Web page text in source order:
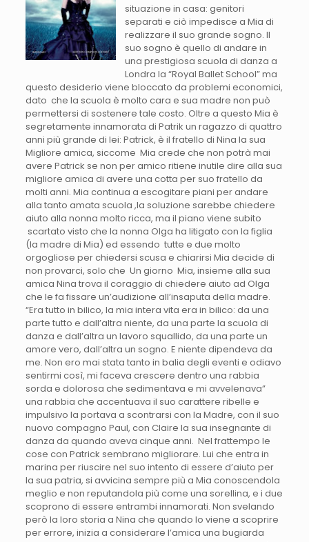
situazione in casa: genitori
separati e ciò impedisce a Mia di
realizzare il suo grande sogno. Il
suo sogno è quello di andare in
una prestigiosa scuola di danza a
Londra la “Royal Ballet School” ma
questo desiderio viene bloccato da problemi economici,
dato che la scuola è molto cara e sua madre non può
permettersi di sostenere tale costo. Oltre a questo Mia è
segretamente innamorata di Patrik un ragazzo di quattro
anni più grande di lei: Patrick, è il fratello di Nina la sua
Migliore amica, siccome Mia crede che non potrà mai
avere Patrick se non per amico ritiene inutile dire alla sua
migliore amica di avere una cotta per suo fratello da
molti anni. Mia continua a escogitare piani per andare
alla tanto amata scuola ,la soluzione sarebbe chiedere
aiuto alla nonna molto ricca, ma il piano viene subito
scartato visto che la nonna Olga ha litigato con la figlia
(la madre di Mia) ed essendo tutte e due molto
orgogliose per chiedersi scusa e chiarirsi Mia decide di
non provarci, solo che Un giorno Mia, insieme alla sua
amica Nina trova il coraggio di chiedere aiuto ad Olga
che le fa fissare un’audizione all’insaputa della madre.
“Era tutto in bilico, la mia intera vita era in bilico: da una
parte tutto e dall’altra niente, da una parte la scuola di
danza e dall’altra un lavoro squallido, da una parte un
amore vero, dall’altra un sogno. E niente dipendeva da
me. Non ero mai stata tanto in balia degli eventi e odiavo
sentirmi così, mi faceva crescere dentro una rabbia
sorda e dolorosa che sedimentava e mi avvelenava”
una rabbia che accentuava il suo carattere ribelle e
impulsivo la portava a scontrarsi con la Madre, con il suo
nuovo compagno Paul, con Claire la sua insegnante di
danza da quando aveva cinque anni. Nel frattempo le
cose con Patrick sembrano migliorare. Lui che entra in
marina per riuscire nel suo intento di essere d’aiuto per
la sua patria, si avvicina sempre più a Mia conoscendola
meglio e non reputandola più come una sorellina, e i due
scoprono di essere entrambi innamorati. Non svelando
però la loro storia a Nina che quando lo viene a scoprire
per errore, inizia a considerare l’amica una bugiarda